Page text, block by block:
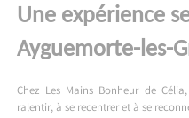
Une expérience
Ayguemorte-les-
Chez Les Mains Bonheur de
ralentir, à se recentrer et à se